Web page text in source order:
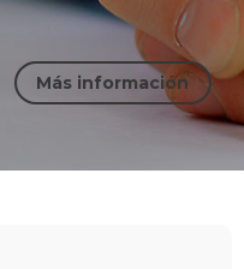
Más información